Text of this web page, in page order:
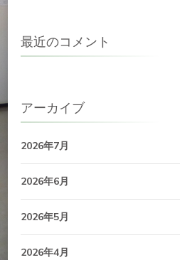
最近のコメント
アーカイブ
2026年7月
2026年6月
2026年5月
2026年4月